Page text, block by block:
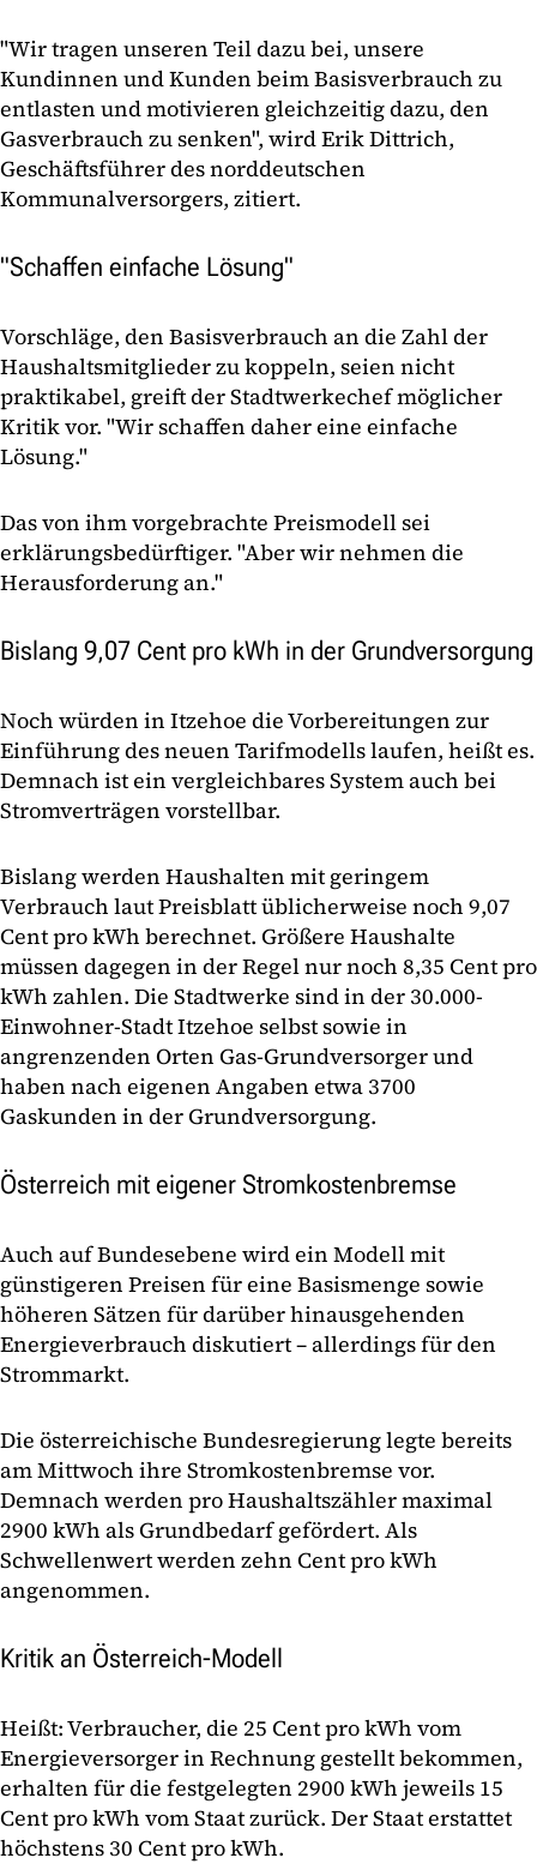
"Wir tragen unseren Teil dazu bei, unsere
Kundinnen und Kunden beim Basisverbrauch zu
entlasten und motivieren gleichzeitig dazu, den
Gasverbrauch zu senken", wird Erik Dittrich,
Geschäftsführer des norddeutschen
Kommunalversorgers, zitiert.
"Schaffen einfache Lösung"
Vorschläge, den Basisverbrauch an die Zahl der
Haushaltsmitglieder zu koppeln, seien nicht
praktikabel, greift der Stadtwerkechef möglicher
Kritik vor. "Wir schaffen daher eine einfache
Lösung."
Das von ihm vorgebrachte Preismodell sei
erklärungsbedürftiger. "Aber wir nehmen die
Herausforderung an."
Bislang 9,07 Cent pro kWh in der Grundversorgung
Noch würden in Itzehoe die Vorbereitungen zur
Einführung des neuen Tarifmodells laufen, heißt es.
Demnach ist ein vergleichbares System auch bei
Stromverträgen vorstellbar.
Bislang werden Haushalten mit geringem
Verbrauch laut Preisblatt üblicherweise noch 9,07
Cent pro kWh berechnet. Größere Haushalte
müssen dagegen in der Regel nur noch 8,35 Cent pro
kWh zahlen. Die Stadtwerke sind in der 30.000-
Einwohner-Stadt Itzehoe selbst sowie in
angrenzenden Orten Gas-Grundversorger und
haben nach eigenen Angaben etwa 3700
Gaskunden in der Grundversorgung.
Österreich mit eigener Stromkostenbremse
Auch auf Bundesebene wird ein Modell mit
günstigeren Preisen für eine Basismenge sowie
höheren Sätzen für darüber hinausgehenden
Energieverbrauch diskutiert – allerdings für den
Strommarkt.
Die österreichische Bundesregierung legte bereits
am Mittwoch ihre Stromkostenbremse vor.
Demnach werden pro Haushaltszähler maximal
2900 kWh als Grundbedarf gefördert. Als
Schwellenwert werden zehn Cent pro kWh
angenommen.
Kritik an Österreich-Modell
Heißt: Verbraucher, die 25 Cent pro kWh vom
Energieversorger in Rechnung gestellt bekommen,
erhalten für die festgelegten 2900 kWh jeweils 15
Cent pro kWh vom Staat zurück. Der Staat erstattet
höchstens 30 Cent pro kWh.